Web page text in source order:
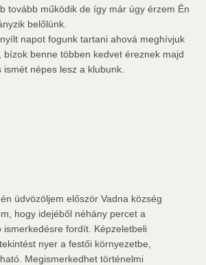
tovább működik de így már úgy érzem Én
belőlünk.
napot fogunk tartani ahová meghívjuk
bízok benne többen kedvet éreznek majd
népes lesz a klubunk.
üdvözöljem először Vadna község
hogy idejéből néhány percet a
ismerkedésre fordít. Képzeletbeli
nyer a festői környezetbe,
Megismerkedhet történelmi